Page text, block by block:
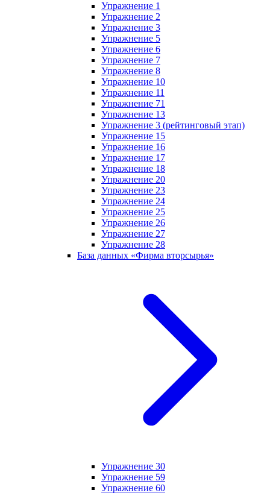
Упражнение 1
Упражнение 2
Упражнение 3
Упражнение 5
Упражнение 6
Упражнение 7
Упражнение 8
Упражнение 10
Упражнение 11
Упражнение 71
Упражнение 13
Упражнение 3 (рейтинговый этап)
Упражнение 15
Упражнение 16
Упражнение 17
Упражнение 18
Упражнение 20
Упражнение 23
Упражнение 24
Упражнение 25
Упражнение 26
Упражнение 27
Упражнение 28
База данных «Фирма вторсырья»
Упражнение 30
Упражнение 59
Упражнение 60